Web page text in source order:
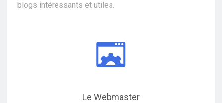
blogs intéressants et utiles.
Le Webmaster